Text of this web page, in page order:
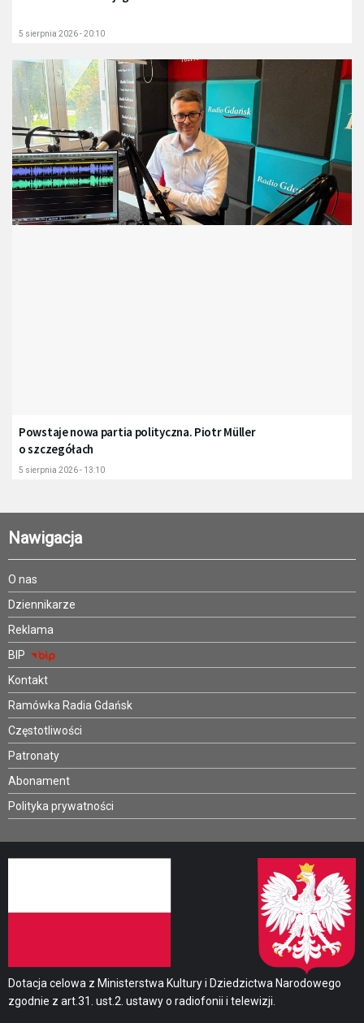
5 sierpnia 2026 - 20:10
Powstaje nowa partia polityczna. Piotr Müller
o szczegółach
5 sierpnia 2026 - 13:10
Nawigacja
O nas
Dziennikarze
Reklama
BIP
Kontakt
Ramówka Radia Gdańsk
Częstotliwości
Patronaty
Abonament
Polityka prywatności
Dotacja celowa z Ministerstwa Kultury i Dziedzictwa Narodowego
zgodnie z art.31. ust.2. ustawy o radiofonii i telewizji.